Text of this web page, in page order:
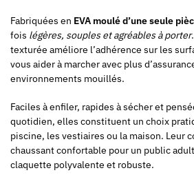
Fabriquées en EVA moulé d’une seule
fois légères, souples et agréables à porter
texturée améliore l’adhérence sur les
vous aider à marcher avec plus
environnements mouillés.
Faciles à enfiler, rapides à sécher et
quotidien, elles constituent un choix
piscine, les vestiaires ou la maison. Leur
chaussant confortable pour un public
claquette polyvalente et robuste.